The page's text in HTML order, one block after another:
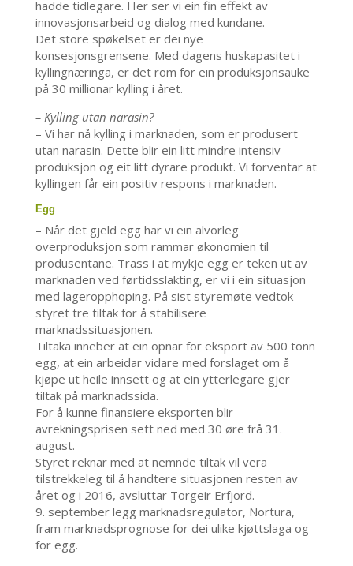
hadde tidlegare. Her ser vi ein fin effekt av
innovasjonsarbeid og dialog med kundane.
Det store spøkelset er dei nye
konsesjonsgrensene. Med dagens huskapasitet i
kyllingnæringa, er det rom for ein produksjonsauke
på 30 millionar kylling i året.
– Kylling utan narasin?
– Vi har nå kylling i marknaden, som er produsert
utan narasin. Dette blir ein litt mindre intensiv
produksjon og eit litt dyrare produkt. Vi forventar at
kyllingen får ein positiv respons i marknaden.
Egg
– Når det gjeld egg har vi ein alvorleg
overproduksjon som rammar økonomien til
produsentane. Trass i at mykje egg er teken ut av
marknaden ved førtidsslakting, er vi i ein situasjon
med lageropphoping. På sist styremøte vedtok
styret tre tiltak for å stabilisere
marknadssituasjonen.
Tiltaka inneber at ein opnar for eksport av 500 tonn
egg, at ein arbeidar vidare med forslaget om å
kjøpe ut heile innsett og at ein ytterlegare gjer
tiltak på marknadssida.
For å kunne finansiere eksporten blir
avrekningsprisen sett ned med 30 øre frå 31.
august.
Styret reknar med at nemnde tiltak vil vera
tilstrekkeleg til å handtere situasjonen resten av
året og i 2016, avsluttar Torgeir Erfjord.
9. september legg marknadsregulator, Nortura,
fram marknadsprognose for dei ulike kjøttslaga og
for egg.